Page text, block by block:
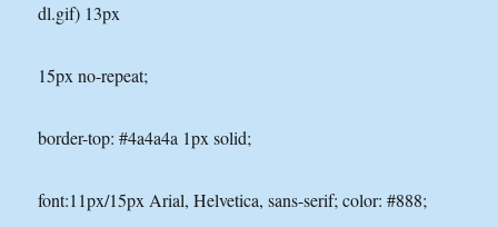
dl.gif) 13px
15px no-repeat;
border-top: #4a4a4a 1px solid;
font:11px/15px Arial, Helvetica, sans-serif; color: #888;